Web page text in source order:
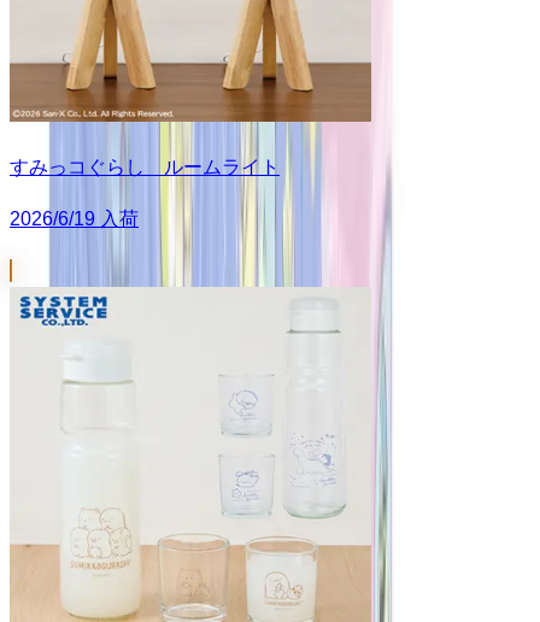
すみっコぐらし ルームライト
2026/6/19 入荷